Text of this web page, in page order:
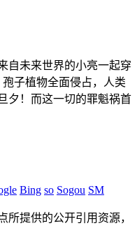
未来世界的小亮一起穿
子植物全面侵占，人类
夕！而这一切的罪魁祸首
Bing so Sogou SM
所提供的公开引用资源，